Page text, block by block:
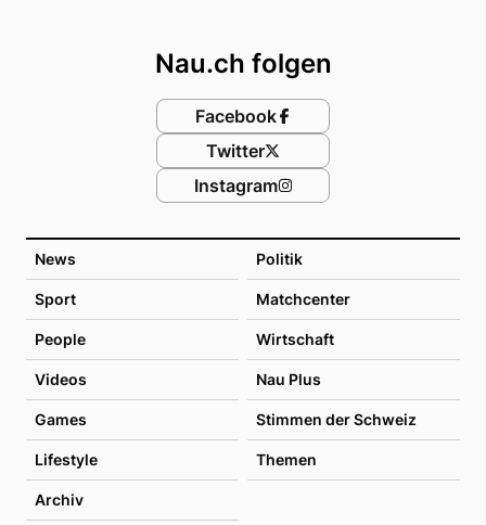
News Politik
Sport Matchcenter
People Wirtschaft
Videos Nau Plus
Games Stimmen der Schweiz
Lifestyle Themen
Archiv
Nau.ch folgen
Facebook
Twitter
Instagram